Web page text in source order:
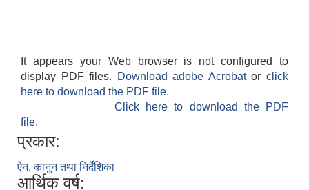
It appears your Web browser is not configured to
display PDF files.
Download adobe Acrobatorclick
here to download the PDF file.
Click here to download the PDF
file.
प्रकार:
ऐन, कानुन तथा निर्देशिका
आर्थिक वर्ष: